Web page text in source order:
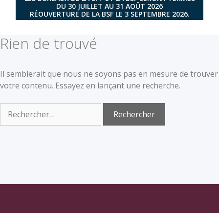
DU 30 JUILLET AU 31 AOÛT 2026
RÉOUVERTURE DE LA BSF LE 3 SEPTEMBRE 2026.
Rien de trouvé
Il semblerait que nous ne soyons pas en mesure de trouver
votre contenu. Essayez en lançant une recherche.